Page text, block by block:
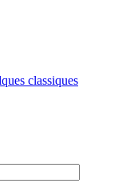
classiques